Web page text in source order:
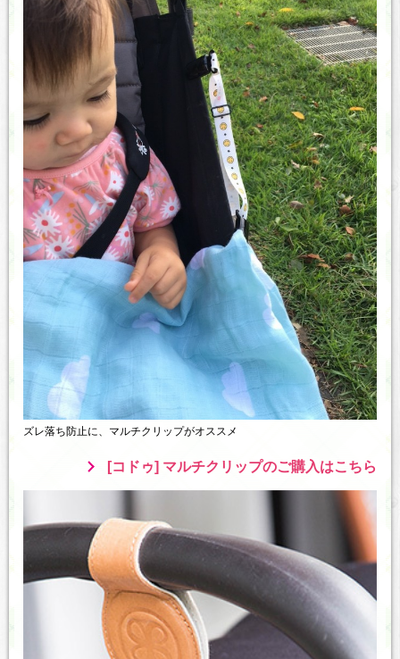
ズレ落ち防止に、マルチクリップがオススメ
[コドゥ] マルチクリップのご購入はこちら